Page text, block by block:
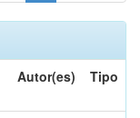
Autor(es) Tipo